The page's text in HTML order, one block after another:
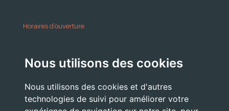
Nous utilisons des cookies
Nous utilisons des cookies et d'autres
technologies de suivi pour améliorer votre
Horaires d’ouverture
Lundi . Mardi : 10h 12h /16h 18h30
Jeudi . Vendredi : 13h30 / 17h